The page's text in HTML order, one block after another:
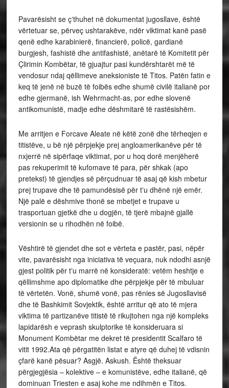
Pavarësisht se çʼthuhet në dokumentat jugosllave, është
vërtetuar se, përveç ushtarakëve, ndër viktimat kanë pasë
qenë edhe karabinierë, financierë, policë, gardianë
burgjesh, fashistë dhe antifashistë, anëtarë të Komitetit për
Çlirimin Kombëtar, të gjuajtur pasi kundërshtarët më të
vendosur ndaj qëllimeve aneksioniste të Titos. Patën fatin e
keq të jenë në buzë të foibës edhe shumë civilë italianë por
edhe gjermanë, ish Wehrmacht-as, por edhe slovenë
antikomunistë, madje edhe dëshmitarë të rastësishëm.
Me arritjen e Forcave Aleate në këtë zonë dhe tërheqjen e
titistëve, u bë një përpjekje prej angloamerikanëve për të
nxjerrë në sipërfaqe viktimat, por u hoq dorë menjëherë
pas rekuperimit të kufomave të para, për shkak (apo
pretekst) të gjendjes së përçudnuar të asaj që kish mbetur
prej trupave dhe të pamundësisë për tʼu dhënë një emër.
Një palë e dëshmive thonë se mbetjet e trupave u
trasportuan gjetkë dhe u dogjën, të tjerë mbajnë gjallë
versionin se u rihodhën në foibë.
Vështirë të gjendet dhe sot e vërteta e pastër, pasi, nëpër
vite, pavarësisht nga iniciativa të veçuara, nuk ndodhi asnjë
gjest politik për tʼu marrë në konsideratë: vetëm heshtje e
qëllimshme apo diplomatike dhe përpjekje për të mbuluar
të vërtetën. Vonë, shumë vonë, pas rënies së Jugosllavisë
dhe të Bashkimit Sovjektik, është arritur që ato të mjera
viktima të partizanëve titistë të rikujtohen nga një kompleks
lapidarësh e veprash skulptorike të konsideruara si
Monument Kombëtar me dekret të presidentit Scalfaro të
vitit 1992.Ata që përgatitën listat e atyre që duhej të vdisnin
çfarë kanë pësuar? Asgjë. Askush. Është theksuar
përgjegjësia – kolektive – e komunistëve, edhe italianë, që
dominuan Triesten e asaj kohe me ndihmën e Titos.